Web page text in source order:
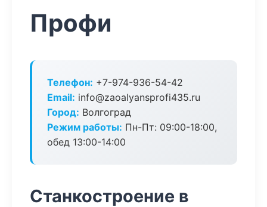
Профи
Телефон: +7-974-936-54-42
Email: info@zaoalyansprofi435.ru
Город: Волгоград
Режим работы: Пн-Пт: 09:00-18:00,
обед 13:00-14:00
Станкостроение в